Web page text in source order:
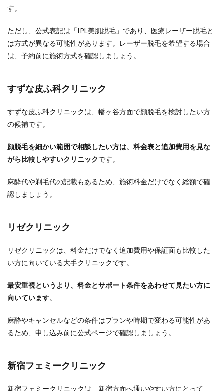
す。
ただし、公式表記は「IPL美肌脱毛」であり、医療レーザー脱毛と
は方式が異なる可能性があります。レーザー脱毛を希望する場合
は、予約前に施術方式を確認しましょう。
すずな皮ふ科クリニック
すずな皮ふ科クリニックは、幡ヶ谷方面で顔脱毛を検討したい方
の候補です。
顔脱毛を細かい範囲で相談したい方は、料金表と追加費用を見な
がら比較しやすいクリニックです。
麻酔代や剃毛代の記載もあるため、施術料金だけでなく総額で確
認しましょう。
リゼクリニック
リゼクリニックは、料金だけでなく追加費用や保証面も比較した
い方に向いている大手クリニックです。
最安重視というより、料金とサポート条件をあわせて見たい方に
向いています。
麻酔やキャンセルなどの条件はプランや時期で変わる可能性があ
るため、申し込み前に公式ページで確認しましょう。
新宿フェミークリニック
新宿フェミークリニックは、新宿方面へ通いやすい方にとって、